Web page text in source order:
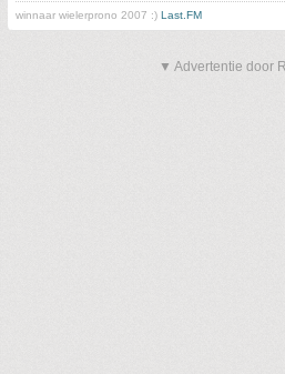
winnaar wielerprono 2007 :) Last.FM
▼ Advertentie door